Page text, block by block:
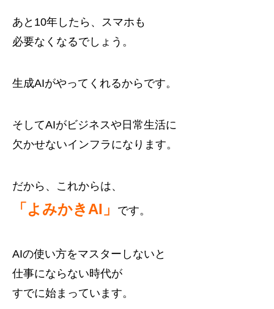
あと10年したら、スマホも
必要なくなるでしょう。
生成AIがやってくれるからです。
そしてAIがビジネスや日常生活に
欠かせないインフラになります。
だから、これからは、
「よみかきAI」 です。
AIの使い方をマスターしないと
仕事にならない時代が
すでに始まっています。